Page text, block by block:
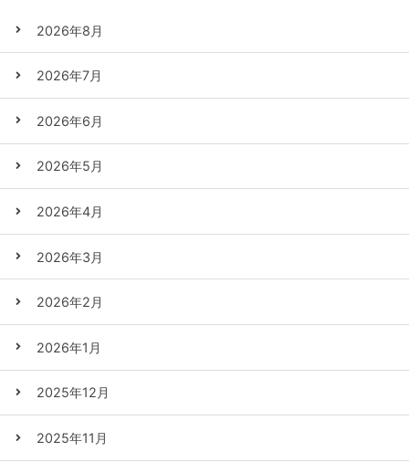
2026年8月
2026年7月
2026年6月
2026年5月
2026年4月
2026年3月
2026年2月
2026年1月
2025年12月
2025年11月